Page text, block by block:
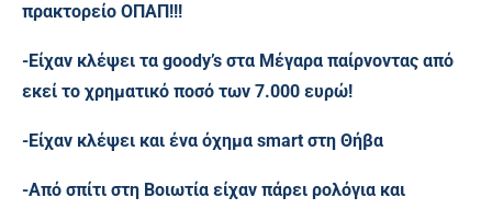
πρακτορείο ΟΠΑΠ!!!
-Είχαν κλέψει τα goody’s στα Μέγαρα παίρνοντας από
εκεί το χρηματικό ποσό των 7.000 ευρώ!
-Είχαν κλέψει και ένα όχημα smart στη Θήβα
-Από σπίτι στη Βοιωτία είχαν πάρει ρολόγια και